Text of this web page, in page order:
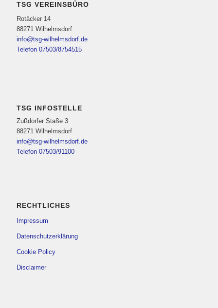
TSG VEREINSBÜRO
Rotäcker 14
88271 Wilhelmsdorf
info@tsg-wilhelmsdorf.de
Telefon 07503/8754515
TSG INFOSTELLE
Zußdorfer Staße 3
88271 Wilhelmsdorf
info@tsg-wilhelmsdorf.de
Telefon 07503/91100
RECHTLICHES
Impressum
Datenschutzerklärung
Cookie Policy
Disclaimer